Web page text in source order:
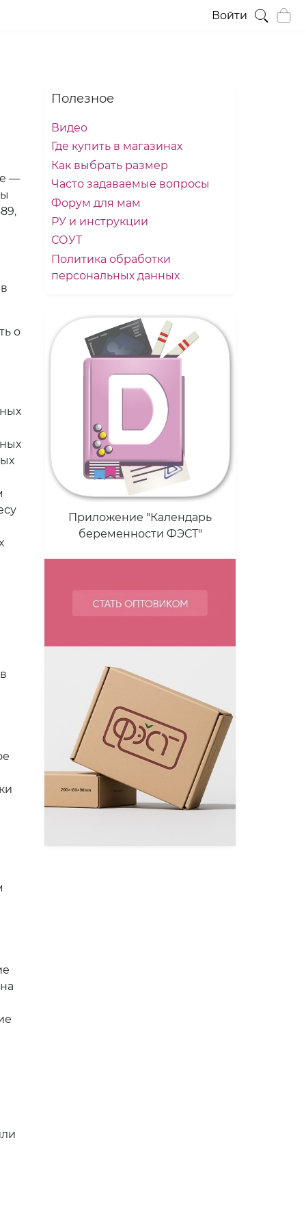
Войти
—
о
Полезное
Видео
Где купить в магазинах
Как выбрать размер
Часто задаваемые вопросы
Форум для мам
РУ и инструкции
СОУТ
Политика обработки
персональных данных
Приложение "Календарь
беременности ФЭСТ"